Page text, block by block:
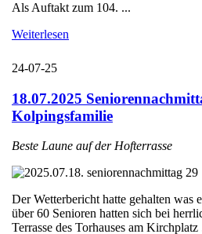
Als Auftakt zum 104. ...
Weiterlesen
24-07-25
18.07.2025
Kolpingsfamilie
Beste Laune auf der Hofterrasse
Der Wetterbericht hatte gehalten was
über 60 Senioren hatten sich bei
Terrasse des Torhauses am Kirchplatz